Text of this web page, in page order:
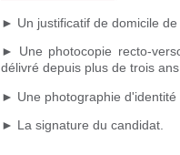
► Un justificatif de domicile
► Une photocopie recto-
délivré depuis plus de trois
► Une photographie d'identité
► La signature du candidat.